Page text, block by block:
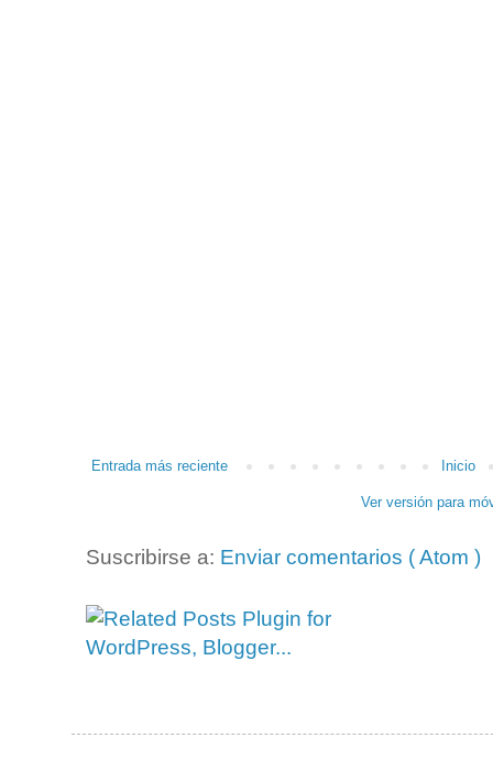
Entrada más reciente Inicio
Ver versión para
Suscribirse a: Enviar comentarios ( Atom )